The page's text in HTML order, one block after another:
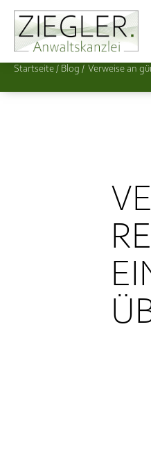
Startseite / Verweise an